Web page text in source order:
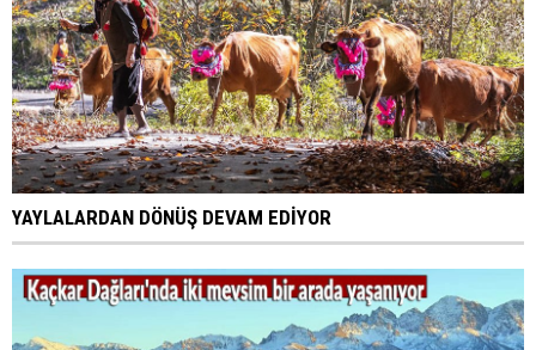
YAYLALARDAN DÖNÜŞ DEVAM EDİYOR